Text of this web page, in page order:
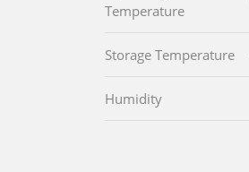
Temperature
Storage Temperature
Humidity